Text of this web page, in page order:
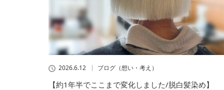
2026.6.12 ブログ（想い・考え）
【約1年半でここまで変化しました/脱白髪染め】